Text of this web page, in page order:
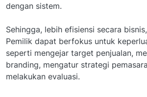
dengan sistem.
Sehingga, lebih efisiensi secara
Pemilik dapat berfokus untuk
seperti mengejar target penjualan,
branding, mengatur strategi
melakukan evaluasi.